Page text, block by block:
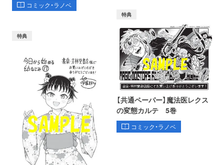
コミック・ラノベ
特典
特典
【共通ペーパー】魔法医レクス
の変態カルテ 5巻
コミック・ラノベ